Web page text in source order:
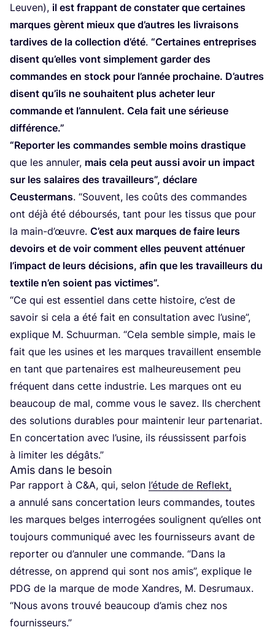
Leu­ven), il est frap­pant de consta­ter que cer­taines
marques gèrent mieux que d’autres les livrai­sons
tar­dives de la col­lec­tion d’é­té. “Cer­taines entre­prises
disent qu’elles vont sim­ple­ment gar­der des
com­mandes en stock pour l’an­née pro­chaine. D’autres
disent qu’ils ne sou­haitent plus ache­ter leur
com­mande et l’an­nulent. Cela fait une sérieuse
différence.”
“Repor­ter les com­mandes semble moins dras­tique
que les annu­ler, mais cela peut aus­si avoir un impact
sur les salaires des tra­vailleurs”, déclare
Ceus­ter­mans. “Sou­vent, les coûts des com­mandes
ont déjà été débour­sés, tant pour les tis­sus que pour
la main-d’œuvre. C’est aux marques de faire leurs
devoirs et de voir com­ment elles peuvent atté­nuer
l’im­pact de leurs déci­sions, afin que les tra­vailleurs du
tex­tile n’en soient pas victimes”.
“Ce qui est essen­tiel dans cette his­toire, c’est de
savoir si cela a été fait en consul­ta­tion avec l’u­sine”,
explique M. Schuur­man. “Cela semble simple, mais le
fait que les usines et les marques tra­vaillent ensemble
en tant que par­te­naires est mal­heu­reu­se­ment peu
fré­quent dans cette indus­trie. Les marques ont eu
beau­coup de mal, comme vous le savez. Ils cherchent
des solu­tions durables pour main­te­nir leur par­te­na­riat.
En concer­ta­tion avec l’u­sine, ils réus­sissent par­fois
à limi­ter les dégâts.”
Amis dans le besoin
Par rap­port à C&A, qui, selon l’é­tude de Reflekt,
a annu­lé sans concer­ta­tion leurs com­mandes, toutes
les marques belges inter­ro­gées sou­lignent qu’elles ont
tou­jours com­mu­ni­qué avec les four­nis­seurs avant de
repor­ter ou d’an­nu­ler une com­mande. “Dans la
détresse, on apprend qui sont nos amis”, explique le
PDG de la marque de mode Xandres, M. Des­ru­maux.
“Nous avons trou­vé beau­coup d’a­mis chez nos
fournisseurs.”